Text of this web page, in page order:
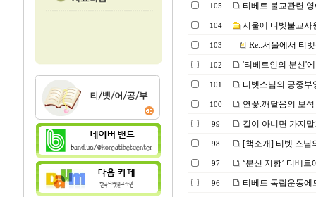
105 티베트 불교관련
104 서울에 티벳불교사
103 Re..서울에서 티
102 '티베트인의 분신'
101 티벳스님의 공중부
100 연꽃.깨달음의 보
99 길이 아니면 가지
98 [책소개] 티벳 스님
97 ‘분신 저항’ 티베
96 티베트 독립운동에